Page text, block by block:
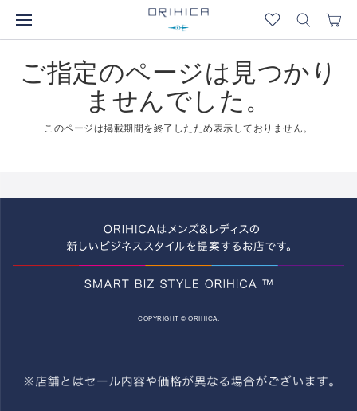
ご指定のページは見つかり
ませんでした。
このページは掲載期間を終了したため表示しておりません。
COPYRIGHT © ORIHICA.